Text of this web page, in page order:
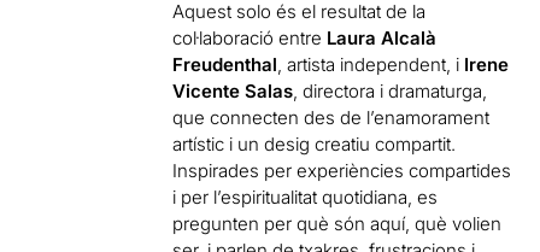
Aquest solo és el resultat de la
col·laboració entre Laura Alcalà
Freudenthal, artista independent, i Irene
Vicente Salas, directora i dramaturga,
que connecten des de l’enamorament
artístic i un desig creatiu compartit.
Inspirades per experiències compartides
i per l’espiritualitat quotidiana, es
pregunten per què són aquí, què volien